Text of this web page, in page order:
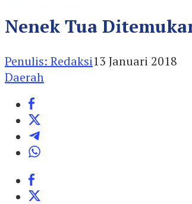
Nenek Tua
Penulis: Redaksi13 Januari 2018
Daerah